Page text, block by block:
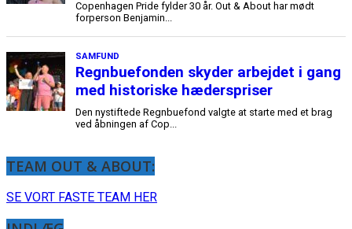
TEAM OUT & ABOUT:
SE VORT FASTE TEAM HER